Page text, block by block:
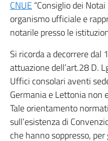
CNUE “Consiglio dei Notai
organismo ufficiale e
notarile presso le
Si ricorda a decorrere dal
attuazione dell’art.28 D.
Uffici consolari aventi
Germania e Lettonia non
Tale orientamento
sull’esistenza di
che hanno soppresso,